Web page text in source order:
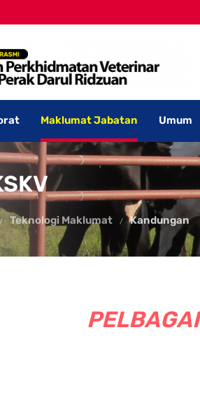
Maklumat Jabatan Umum
Teknologi Maklumat Kandungan